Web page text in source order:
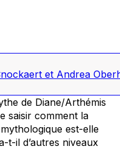
et Andrea
de Diane/Arthémis
saisir comment la
est-elle
t-il d’autres niveaux